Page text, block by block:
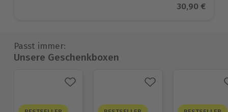
Aktueller
30,90 €
Passt immer:
Unsere Geschenkboxen